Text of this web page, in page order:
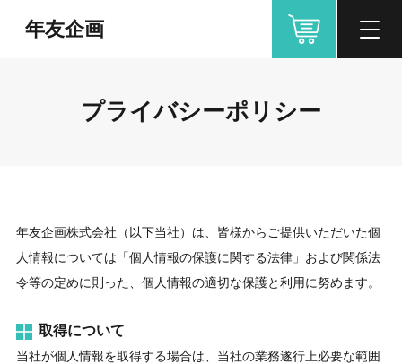
年友企画
プライバシーポリシー
年友企画株式会社（以下当社）は、皆様からご提供いただいた個
人情報については「個人情報の保護に関する法律」および関係法
令等の定めに則った、個人情報の適切な保護と利用に努めます。
取得について
当社が個人情報を取得する場合は、当社の業務遂行上必要な範囲